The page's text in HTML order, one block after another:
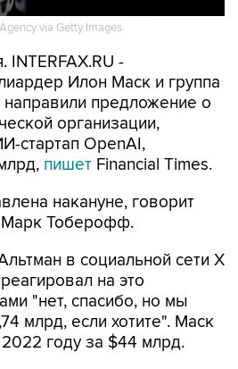
via Getty Images
INTERFAX.RU -
Илон Маск и группа
направили предложение о
организации,
стартап OpenAI,
пишет Financial Times.
накануне, говорит
Марк Тоберофф.
в социальной сети X
на это
"нет, спасибо, но мы
млрд, если хотите". Маск
году за $44 млрд.